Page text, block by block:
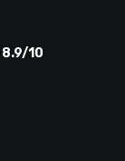
8.9/10